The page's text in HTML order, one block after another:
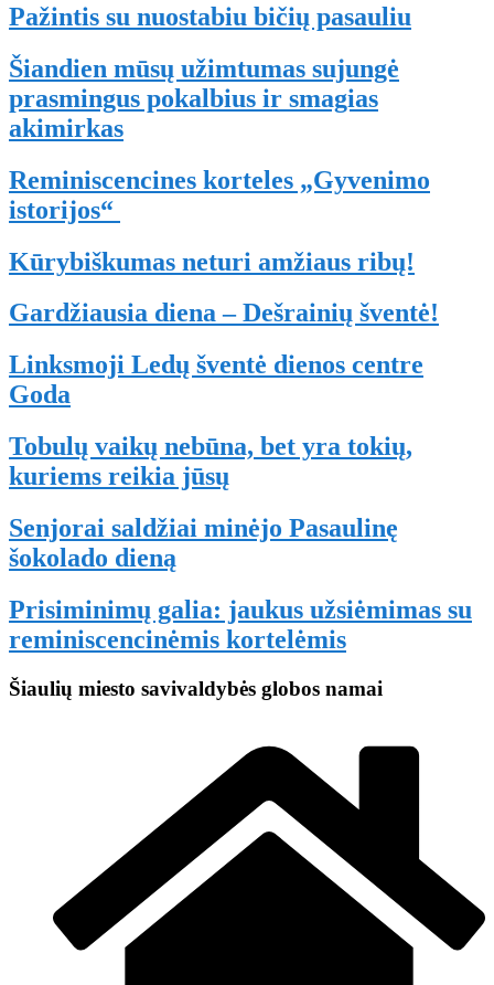
Pažintis su nuostabiu bičių pasauliu
Šiandien mūsų užimtumas sujungė
prasmingus pokalbius ir smagias
akimirkas
Reminiscencines korteles „Gyvenimo
istorijos“
Kūrybiškumas neturi amžiaus ribų!
Gardžiausia diena – Dešrainių šventė!
Linksmoji Ledų šventė dienos centre
Goda
Tobulų vaikų nebūna, bet yra tokių,
kuriems reikia jūsų
Senjorai saldžiai minėjo Pasaulinę
šokolado dieną
Prisiminimų galia: jaukus užsiėmimas su
reminiscencinėmis kortelėmis
Šiaulių miesto savivaldybės globos namai